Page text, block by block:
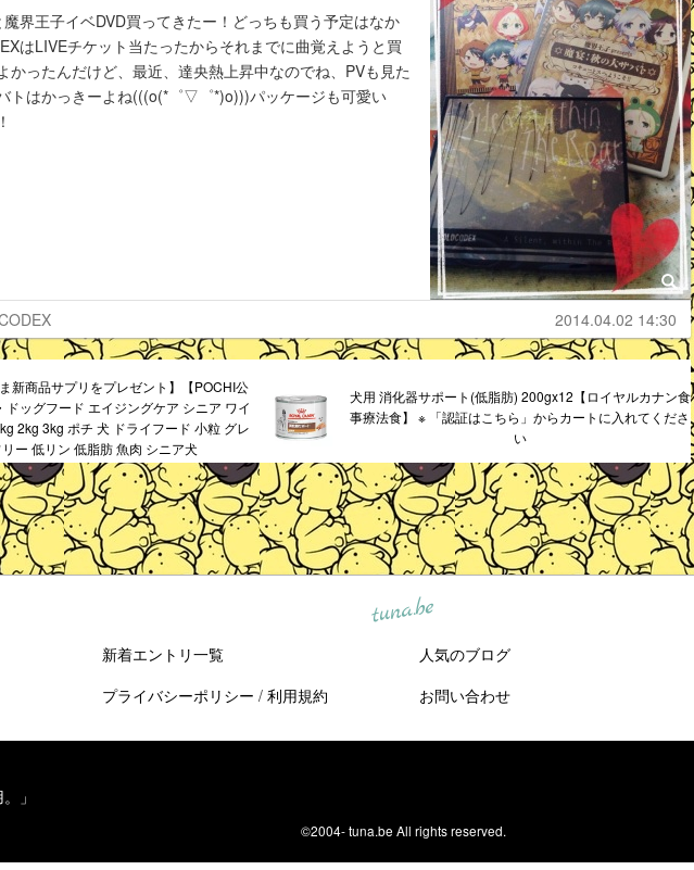
界王子イベDVD買ってきたー！どっちも買う予定はなか
はLIVEチケット当たったからそれまでに曲覚えようと買
かったんだけど、最近、達央熱上昇中なのでね、PVも見た
トはかっきーよね(((o(*゜▽゜*)o)))パッケージも可愛い
2014.04.02 14:30
新商品サプリをプレゼント】【POCHI公
ドッグフード エイジングケア シニア ワイ
2kg 3kg ポチ 犬 ドライフード 小粒 グレ
ー 低リン 低脂肪 魚肉 シニア犬
犬用 消化器サポート(低脂肪) 200gx12【ロイヤルカナン食
事療法食】 ※ 「認証はこちら」からカートに入れてくださ
い
tuna.be
新着エントリ一覧 人気のブログ
プライバシーポリシー / 利用規約 お問い合わせ
」
©2004-tuna.be All rights reserved.